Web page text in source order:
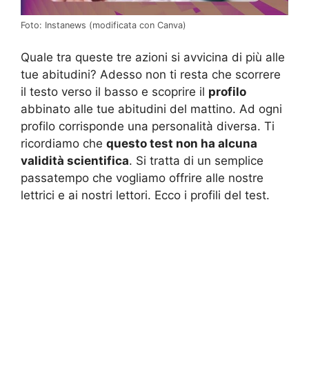
Foto: Instanews (modificata con Canva)
Quale tra queste tre azioni si avvicina di più alle
tue abitudini? Adesso non ti resta che scorrere
il testo verso il basso e scoprire il profilo
abbinato alle tue abitudini del mattino. Ad ogni
profilo corrisponde una personalità diversa. Ti
ricordiamo che questo test non ha alcuna
validità scientifica. Si tratta di un semplice
passatempo che vogliamo offrire alle nostre
lettrici e ai nostri lettori. Ecco i profili del test.